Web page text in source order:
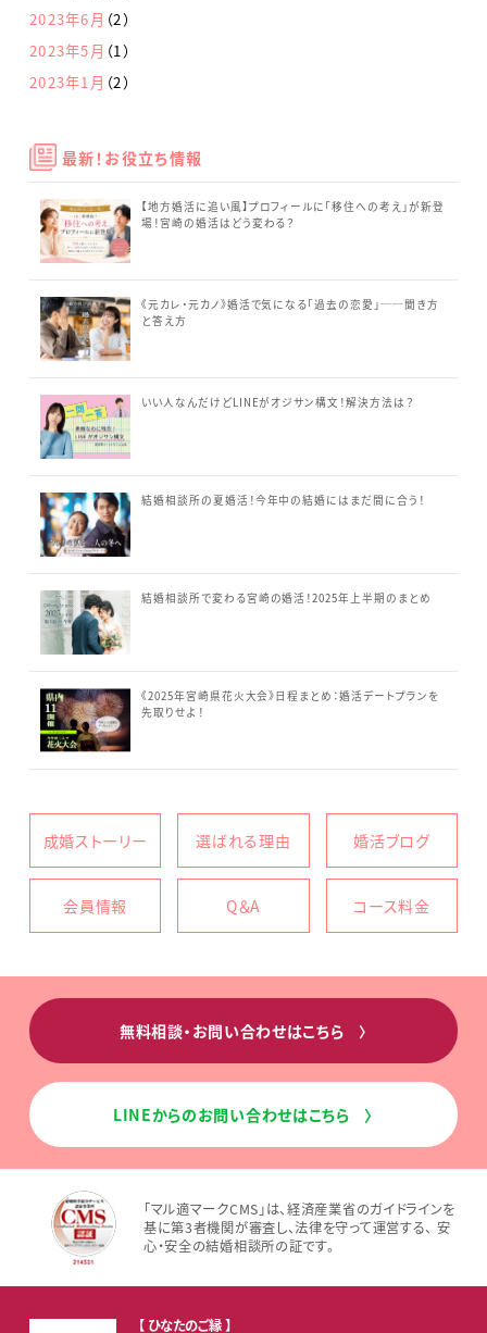
2023年6月 （2）
2023年5月 （1）
2023年1月 （2）
最新！お役立ち情報
【地方婚活に追い風】プロフィールに「移住への考え」が新登
場！宮崎の婚活はどう変わる？
《元カレ・元カノ》婚活で気になる「過去の恋愛」──聞き方
と答え方
いい人なんだけどLINEがオジサン構文！解決方法は？
結婚相談所の夏婚活！今年中の結婚にはまだ間に合う！
結婚相談所で変わる宮崎の婚活！2025年上半期のまとめ
《2025年宮崎県花火大会》日程まとめ：婚活デートプランを
先取りせよ！
成婚ストーリー 選ばれる理由 婚活ブログ
会員情報 Q＆A コース料金
無料相談・お問い合わせはこちら〉
LINEからのお問い合わせはこちら〉
「マル適マークCMS」は、経済産業省のガイドラインを
基に第3者機関が審査し、法律を守って運営する、 安
心・安全の結婚相談所の証です。
【 ひなたのご縁 】